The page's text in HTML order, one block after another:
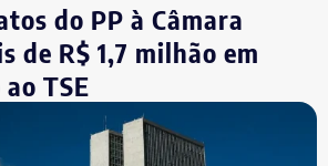
Tribunal de Justiça (STJ)
dos dois diretores na votação até
seja analisado pela Corte.
a refinaria importava
mas fingia que o material era
do PP à Câmara
de R$ 1,7 milhão em
TSE